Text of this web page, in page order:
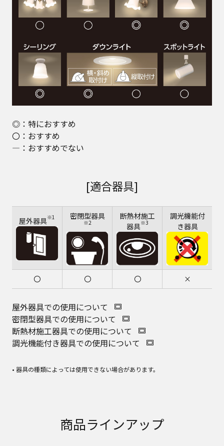
◎：特におすすめ
〇：おすすめ
―：おすすめでない
[適合器具]
屋外器具※1 密閉型器具
※2
断熱材施工
器具※3
調光機能付
き器具
〇 〇 〇 ×
屋外器具での使用について
密閉型器具での使用について
断熱材施工器具での使用について
調光機能付き器具での使用について
• 器具の種類によっては使用できない場合があります。
商品ラインアップ